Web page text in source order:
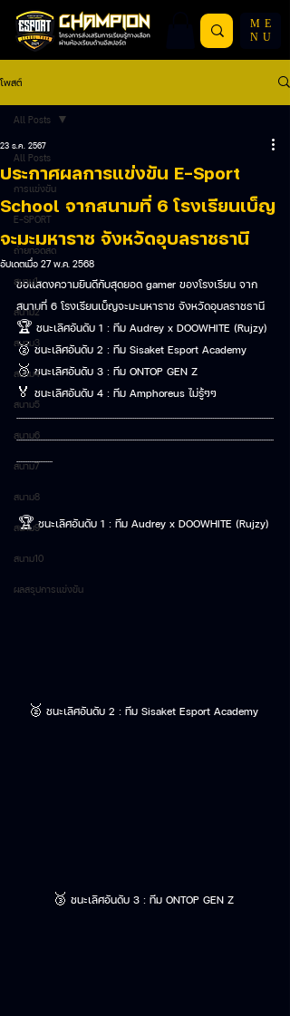
ME
NU
โพสต์
All Posts
การแข่งขัน
E-SPORT
ถ่ายทอดสด
สนาม1
สนาม2
สนาม3
สนาม4
สนาม5
สนาม6
สนาม7
สนาม8
สนาม9
สนาม10
ผลสรุปการแข่งขัน
All Posts
ประกาศผลการแข่งขัน E-Sport
School จากสนามที่ 6 โรงเรียนเบ็ญ
จะมะมหาราช จังหวัดอุบลราชธานี
23 ธ.ค. 2567
อัปเดตเมื่อ 27 พ.ค. 2568
ขอแสดงความยินดีกับสุดยอด gamer ของโรงเรียน จาก
สนามที่ 6 โรงเรียนเบ็ญจะมะมหาราช จังหวัดอุบลราชธานี
🏆 ชนะเลิศอันดับ 1 : ทีม Audrey​ x DOOWHITE (Rujzy)
🥈 ชนะเลิศอันดับ 2 : ทีม Sisaket Esport Academy
🥉 ชนะเลิศอันดับ 3 : ทีม ONTOP GEN Z
🏅 ชนะเลิศอันดับ 4 : ทีม Amphoreus ไม่รู้ๆๆ
..............................................................................................................................................
..............................................................................................................................................
....................
🏆 ชนะเลิศอันดับ 1 : ทีม Audrey​ x DOOWHITE (Rujzy)
🥈 ชนะเลิศอันดับ 2 : ทีม Sisaket Esport Academy
🥉 ชนะเลิศอันดับ 3 : ทีม ONTOP GEN Z